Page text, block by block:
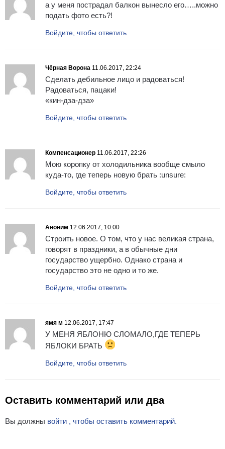
а у меня пострадал балкон вынесло его…..можно
подать фото есть?!
Войдите, чтобы ответить
Чёрная Ворона 11.06.2017, 22:24
Сделать дебильное лицо и радоваться!
Радоваться, пацаки!
«кин-дза-дза»
Войдите, чтобы ответить
Компенсационер 11.06.2017, 22:26
Мою коропку от холодильника вообще смыло
куда-то, где теперь новую брать :unsure:
Войдите, чтобы ответить
Аноним 12.06.2017, 10:00
Строить новое. О том, что у нас великая страна,
говорят в праздники, а в обычные дни
государство ущербно. Однако страна и
государство это не одно и то же.
Войдите, чтобы ответить
ямя м 12.06.2017, 17:47
У МЕНЯ ЯБЛОНЮ СЛОМАЛО,ГДЕ ТЕПЕРЬ
ЯБЛОКИ БРАТЬ
Войдите, чтобы ответить
Оставить комментарий или два
Вы должны войти , чтобы оставить комментарий.